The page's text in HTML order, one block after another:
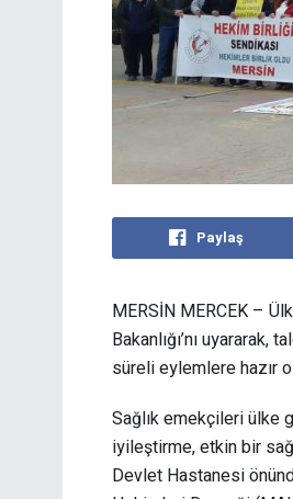
Paylaş
MERSİN MERCEK –
Bakanlığı’nı
süreli eylemlere hazır
Sağlık emekçileri ülke
iyileştirme, etkin bir
Devlet Hastanesi